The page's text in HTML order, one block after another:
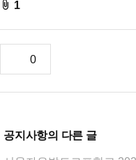
fileAttachedList
1
0
공지사항의 다른 글